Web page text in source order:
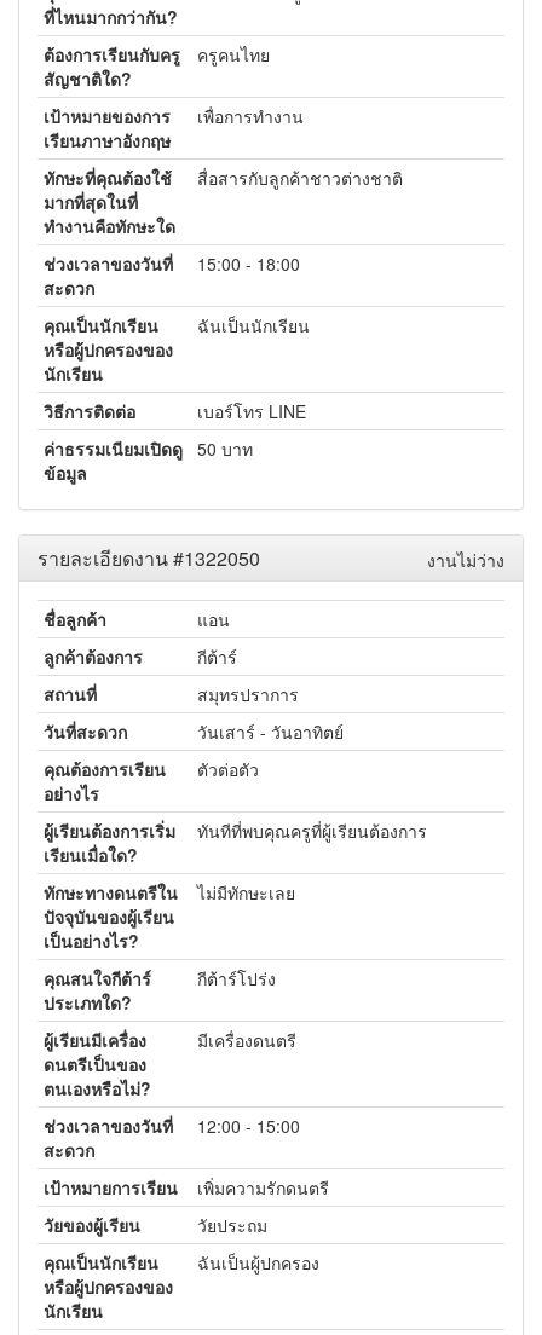
ที่ไหนมากกว่ากัน?
ต้องการเรียนกับครู
สัญชาติใด?
ครูคนไทย
เป้าหมายของการ
เรียนภาษาอังกฤษ
เพื่อการทำงาน
ทักษะที่คุณต้องใช้
มากที่สุดในที่
ทำงานคือทักษะใด
สื่อสารกับลูกค้าชาวต่างชาติ
ช่วงเวลาของวันที่
สะดวก
15:00 - 18:00
คุณเป็นนักเรียน
หรือผู้ปกครองของ
นักเรียน
ฉันเป็นนักเรียน
วิธีการติดต่อ
เบอร์โทร LINE
ค่าธรรมเนียมเปิดดู
ข้อมูล
50 บาท
งานไม่ว่าง
รายละเอียดงาน #1322050
ชื่อลูกค้า
แอน
ลูกค้าต้องการ
กีต้าร์
สถานที่
สมุทรปราการ
วันที่สะดวก
วันเสาร์ - วันอาทิตย์
คุณต้องการเรียน
อย่างไร
ตัวต่อตัว
ผู้เรียนต้องการเริ่ม
เรียนเมื่อใด?
ทันทีที่พบคุณครูที่ผู้เรียนต้องการ
ทักษะทางดนตรีใน
ปัจจุบันของผู้เรียน
เป็นอย่างไร?
ไม่มีทักษะเลย
คุณสนใจกีต้าร์
ประเภทใด?
กีต้าร์โปร่ง
ผู้เรียนมีเครื่อง
ดนตรีเป็นของ
ตนเองหรือไม่?
มีเครื่องดนตรี
ช่วงเวลาของวันที่
สะดวก
12:00 - 15:00
เป้าหมายการเรียน
เพิ่มความรักดนตรี
วัยของผู้เรียน
วัยประถม
คุณเป็นนักเรียน
หรือผู้ปกครองของ
นักเรียน
ฉันเป็นผู้ปกครอง